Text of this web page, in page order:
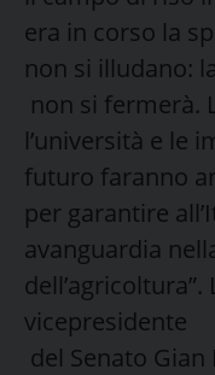
era in corso la
non si illudano:
non si fermerà.
l’università e le
futuro faranno
per garantire
avanguardia
vicepresidente
del Senato